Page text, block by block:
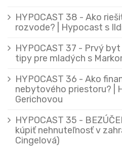
HYPOCAST 38 - Ako
rozvode? | Hypocast s
HYPOCAST 37 - Prvý
tipy pre mladých s
HYPOCAST 36 - Ako
nebytového priestoru? |
Gerichovou
HYPOCAST 35 -
kúpiť nehnuteľnosť v
Cingelová)